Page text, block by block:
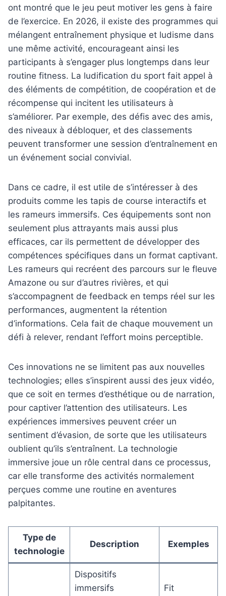
ont montré que le jeu peut motiver les gens à faire
de l’exercice. En 2026, il existe des programmes qui
mélangent entraînement physique et ludisme dans
une même activité, encourageant ainsi les
participants à s’engager plus longtemps dans leur
routine fitness. La ludification du sport fait appel à
des éléments de compétition, de coopération et de
récompense qui incitent les utilisateurs à
s’améliorer. Par exemple, des défis avec des amis,
des niveaux à débloquer, et des classements
peuvent transformer une session d’entraînement en
un événement social convivial.
Dans ce cadre, il est utile de s’intéresser à des
produits comme les tapis de course interactifs et
les rameurs immersifs. Ces équipements sont non
seulement plus attrayants mais aussi plus
efficaces, car ils permettent de développer des
compétences spécifiques dans un format captivant.
Les rameurs qui recréent des parcours sur le fleuve
Amazone ou sur d’autres rivières, et qui
s’accompagnent de feedback en temps réel sur les
performances, augmentent la rétention
d’informations. Cela fait de chaque mouvement un
défi à relever, rendant l’effort moins perceptible.
Ces innovations ne se limitent pas aux nouvelles
technologies; elles s’inspirent aussi des jeux vidéo,
que ce soit en termes d’esthétique ou de narration,
pour captiver l’attention des utilisateurs. Les
expériences immersives peuvent créer un
sentiment d’évasion, de sorte que les utilisateurs
oublient qu’ils s’entraînent. La technologie
immersive joue un rôle central dans ce processus,
car elle transforme des activités normalement
perçues comme une routine en aventures
palpitantes.
Type de
technologie
Description Exemples
Dispositifs
immersifs
Fit